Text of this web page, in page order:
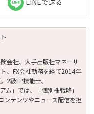
会社、大手出版社マネーサ
、FX会社勤務を経て2014年
2級FP技能士。
ム」では、「個別株戦略」
ンテンツやニュース配信を担